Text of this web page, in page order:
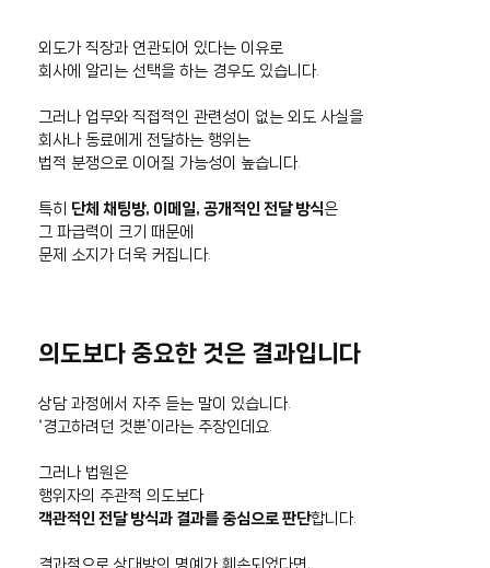
외도가 직장과 연관되어 있다는 이유로
회사에 알리는 선택을 하는 경우도 있습니다.
그러나 업무와 직접적인 관련성이 없는 외도 사실을
회사나 동료에게 전달하는 행위는
법적 분쟁으로 이어질 가능성이 높습니다.
특히 단체 채팅방, 이메일, 공개적인 전달 방식은
그 파급력이 크기 때문에
문제 소지가 더욱 커집니다.
의도보다 중요한 것은 결과입니다
상담 과정에서 자주 듣는 말이 있습니다.
“경고하려던 것뿐”이라는 주장인데요.
그러나 법원은
행위자의 주관적 의도보다
객관적인 전달 방식과 결과를 중심으로 판단합니다.
결과적으로 상대방의 명예가 훼손되었다면,